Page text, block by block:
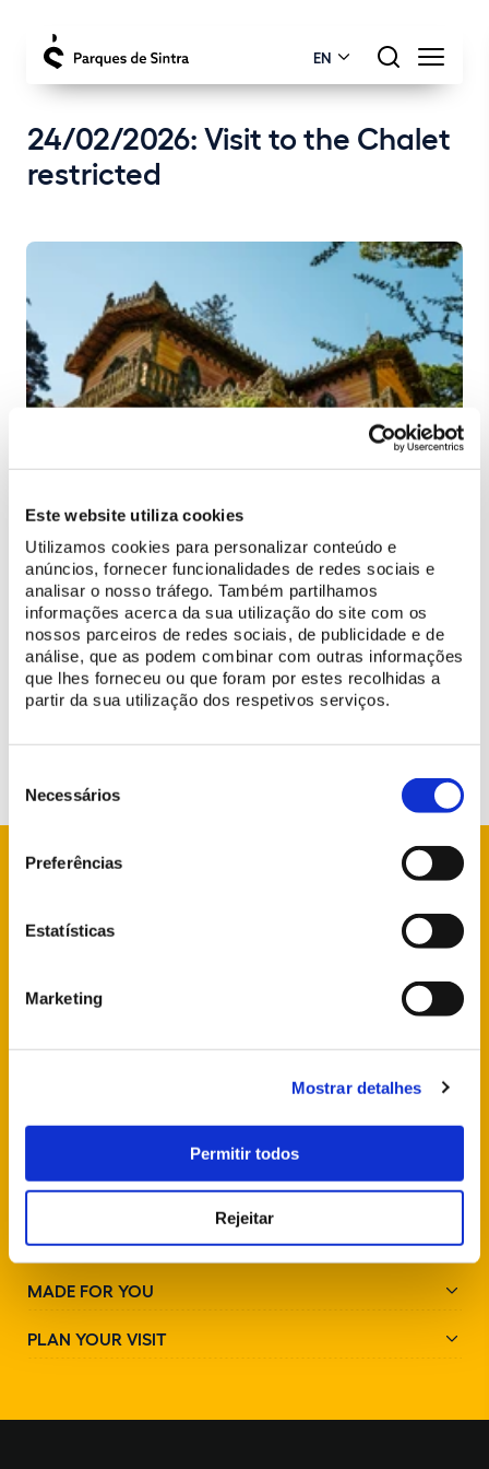
Este website utiliza cookies
Utilizamos cookies para personalizar conteúdo e
anúncios, fornecer funcionalidades de redes sociais e
analisar o nosso tráfego. Também partilhamos
informações acerca da sua utilização do site com os
nossos parceiros de redes sociais, de publicidade e de
análise, que as podem combinar com outras informações
que lhes forneceu ou que foram por estes recolhidas a
partir da sua utilização dos respetivos serviços.
Necessários
Preferências
Estatísticas
Marketing
Mostrar detalhes
Permitir todos
Rejeitar
EN
24/02/2026: Visit to the Chalet
restricted
On24 February, the visit to the Chalet of Countess d’Edla will be
restricted due to an event.
We apologize for the inconvenience and thank you for your
understanding.
PARKS AND MONUMENTS
MADE FOR YOU
PLAN YOUR VISIT